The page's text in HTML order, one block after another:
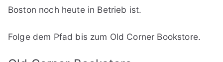
Boston noch heute in Betrieb ist.
Folge dem Pfad bis zum Old Corner Bookstore.